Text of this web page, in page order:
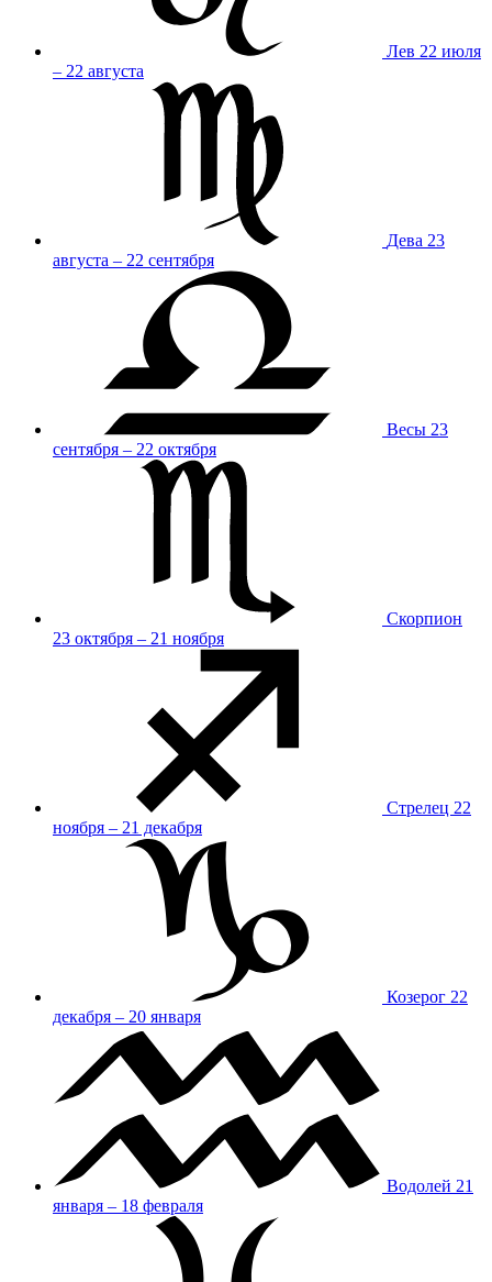
Лев 22 июля
– 22 августа
Дева 23
августа – 22 сентября
Весы 23
сентября – 22 октября
Скорпион
23 октября – 21 ноября
Стрелец 22
ноября – 21 декабря
Козерог 22
декабря – 20 января
Водолей 21
января – 18 февраля